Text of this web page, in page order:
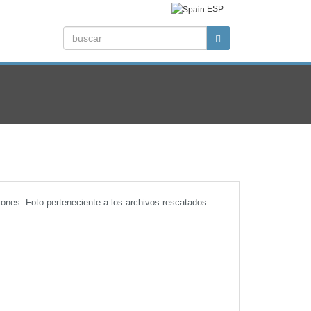
ESP
Foto perteneciente a los archivos rescatados